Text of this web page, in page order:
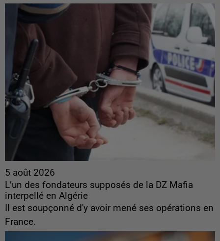
5 août 2026
L’un des fondateurs supposés de la DZ Mafia
interpellé en Algérie
Il est soupçonné d'y avoir mené ses opérations en
France.